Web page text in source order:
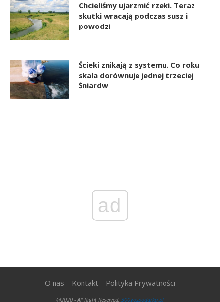
Chcieliśmy ujarzmić rzeki. Teraz
skutki wracają podczas susz i
powodzi
Ścieki znikają z systemu. Co roku
skala dorównuje jednej trzeciej
Śniardw
ad
O nas Kontakt Polityka Prywatności
@2020 - All Right Reserved. 300gospodarka.pl